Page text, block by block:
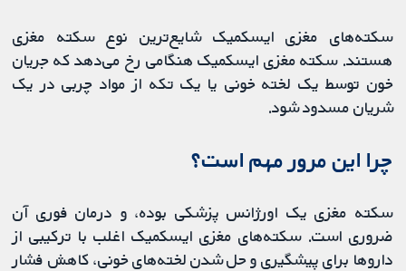
سکته‌های مغزی ایسکمیک شایع‌ترین نوع سکته مغزی
هستند. سکته مغزی ایسکمیک هنگامی رخ می‌دهد که جریان
خون توسط یک لخته خونی یا یک تکه از مواد چربی در یک
شریان مسدود شود.
چرا این مرور مهم است؟
سکته مغزی یک اورژانس پزشکی بوده، و درمان فوری آن
ضروری است. سکته‌های مغزی ایسکمیک اغلب با ترکیبی از
داروها برای پیشگیری و حل شدن لخته‌های خونی، کاهش فشار